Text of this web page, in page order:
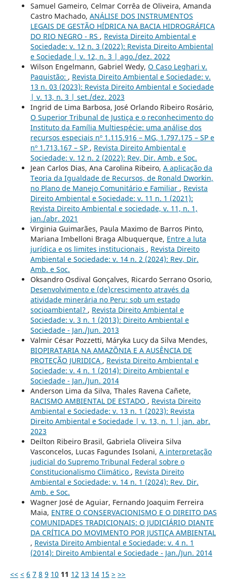
Samuel Gameiro, Celmar Corrêa de Oliveira, Amanda
Castro Machado, ANÁLISE DOS INSTRUMENTOS
LEGAIS DE GESTÃO HÍDRICA NA BACIA HIDROGRÁFICA
DO RIO NEGRO - RS , Revista Direito Ambiental e
Sociedade: v. 12 n. 3 (2022): Revista Direito Ambiental
e Sociedade | v. 12, n. 3 | ago./dez. 2022
Wilson Engelmann, Gabriel Wedy, O Caso Leghari v.
Paquistão: , Revista Direito Ambiental e Sociedade: v.
13 n. 03 (2023): Revista Direito Ambiental e Sociedade
| v. 13, n. 3 | set./dez. 2023
Ingrid de Lima Barbosa, José Orlando Ribeiro Rosário,
O Superior Tribunal de Justiça e o reconhecimento do
Instituto da Família Multiespécie: uma análise dos
recursos especiais nº 1.115.916 – MG, 1.797.175 – SP e
nº 1.713.167 – SP , Revista Direito Ambiental e
Sociedade: v. 12 n. 2 (2022): Rev, Dir. Amb. e Soc.
Jean Carlos Dias, Ana Carolina Ribeiro, A aplicação da
Teoria da Igualdade de Recursos, de Ronald Dworkin,
no Plano de Manejo Comunitário e Familiar , Revista
Direito Ambiental e Sociedade: v. 11 n. 1 (2021):
Revista Direito Ambiental e sociedade, v. 11, n. 1,
jan./abr. 2021
Virginia Guimarães, Paula Maximo de Barros Pinto,
Mariana Imbelloni Braga Albuquerque, Entre a luta
jurídica e os limites institucionais , Revista Direito
Ambiental e Sociedade: v. 14 n. 2 (2024): Rev, Dir.
Amb. e Soc.
Oksandro Osdival Gonçalves, Ricardo Serrano Osorio,
Desenvolvimento e (de)crescimento através da
atividade minerária no Peru: sob um estado
socioambiental? , Revista Direito Ambiental e
Sociedade: v. 3 n. 1 (2013): Direito Ambiental e
Sociedade - Jan./Jun. 2013
Valmir César Pozzetti, Máryka Lucy da Silva Mendes,
BIOPIRATARIA NA AMAZÕNIA E A AUSÊNCIA DE
PROTEÇÃO JURIDICA , Revista Direito Ambiental e
Sociedade: v. 4 n. 1 (2014): Direito Ambiental e
Sociedade - Jan./Jun. 2014
Anderson Lima da Silva, Thales Ravena Cañete,
RACISMO AMBIENTAL DE ESTADO , Revista Direito
Ambiental e Sociedade: v. 13 n. 1 (2023): Revista
Direito Ambiental e Sociedade | v. 13, n. 1 | jan. abr.
2023
Deilton Ribeiro Brasil, Gabriela Oliveira Silva
Vasconcelos, Lucas Fagundes Isolani, A interpretação
judicial do Supremo Tribunal Federal sobre o
Constitucionalismo Climático , Revista Direito
Ambiental e Sociedade: v. 14 n. 1 (2024): Rev. Dir.
Amb. e Soc.
Wagner José de Aguiar, Fernando Joaquim Ferreira
Maia, ENTRE O CONSERVACIONISMO E O DIREITO DAS
COMUNIDADES TRADICIONAIS: O JUDICIÁRIO DIANTE
DA CRÍTICA DO MOVIMENTO POR JUSTIÇA AMBIENTAL
, Revista Direito Ambiental e Sociedade: v. 4 n. 1
(2014): Direito Ambiental e Sociedade - Jan./Jun. 2014
<< < 6 7 8 9 10 11 12 13 14 15 > >>